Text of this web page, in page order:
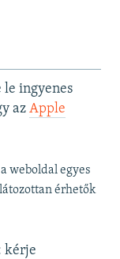
le ingyenes
az Apple
weboldal egyes
érhetők
kérje